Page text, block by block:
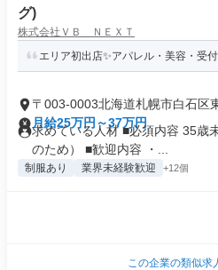
グ)
株式会社ＶＢ ＮＥＸＴ
エリア初出店✨アパレル・美容・受
〒003-0003北海道札幌市白石区
月給25万円～37万円
求めている人材 ■必須内容 35歳
のため） ■歓迎内容 ・...
制服あり 業界未経験歓迎 +12個
この企業の類似求